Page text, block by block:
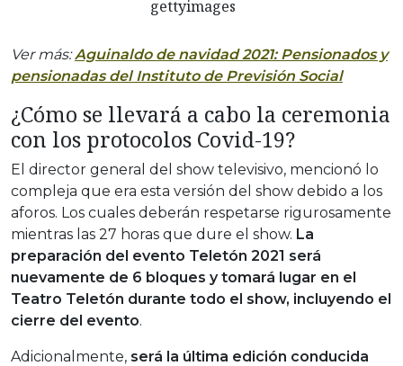
gettyimages
Ver más:Aguinaldo de navidad 2021: Pensionados y
pensionadas del Instituto de Previsión Social
¿Cómo se llevará a cabo la ceremonia
con los protocolos Covid-19?
El director general del show televisivo, mencionó lo
compleja que era esta versión del show debido a los
aforos. Los cuales deberán respetarse rigurosamente
mientras las 27 horas que dure el show. La
preparación del evento Teletón 2021 será
nuevamente de 6 bloques y tomará lugar en el
Teatro Teletón durante todo el show, incluyendo el
cierre del evento.
Adicionalmente, será la última edición conducida